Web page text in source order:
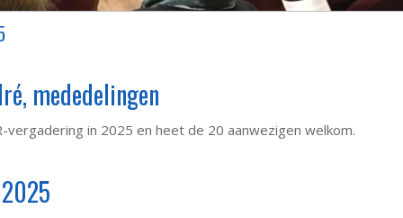
mededelingen
in 2025 en heet de 20 aanwezigen welkom.